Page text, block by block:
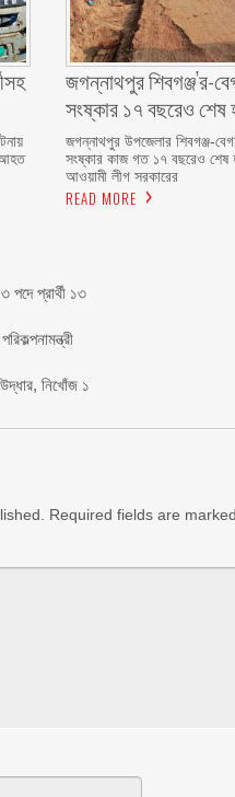
আহত
জগন্নাথপুর শিবগঞ্জ’র-
সংষ্কার ১৭ বছরেও শেষ
জগন্নাথপুর উপজেলার শিবগঞ্জ-
সংষ্কার কাজ গত ১৭ বছরেও শেষ
আওয়ামী লীগ সরকারের
READ MORE
পদে প্রার্থী ১৩
নিখোঁজ ১
Required fields are marked